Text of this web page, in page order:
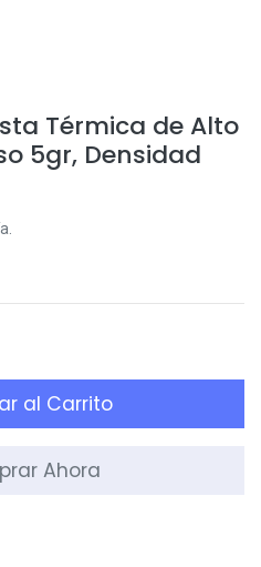
Térmica de Alto
5gr, Densidad
al Carrito
Ahora